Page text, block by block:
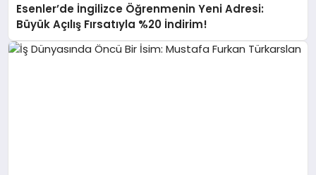
Esenler’de İngilizce Öğrenmenin Yeni Adresi:
Büyük Açılış Fırsatıyla %20 İndirim!